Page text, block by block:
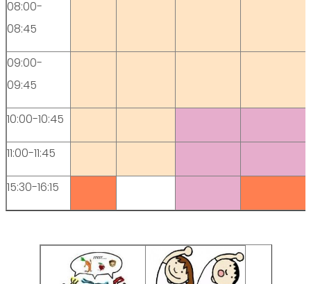
08:00-
08:45
09:00-
09:45
10:00-10:45
11:00-11:45
15:30-16:15